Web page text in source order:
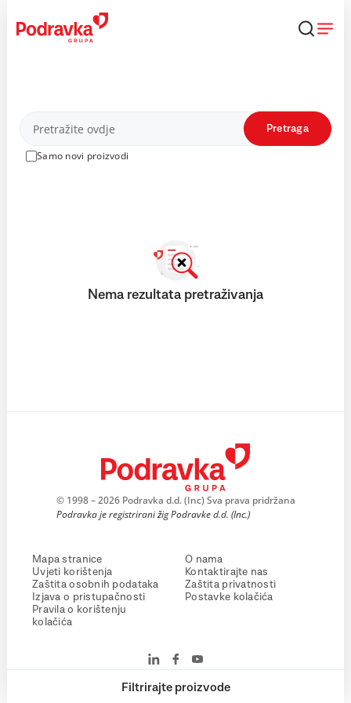
content
Proizvodi
Samo novi proizvodi
Pretraga
Filtrirajte proizvode
Nema rezultata pretraživanja
© 1998 – 2026 Podravka d.d. (Inc) Sva prava pridržana
Podravka je registrirani žig Podravke d.d. (Inc.)
Mapa stranice
Uvjeti korištenja
Zaštita osobnih podataka
Izjava o pristupačnosti
Pravila o korištenju
kolačića
O nama
Kontaktirajte nas
Zaštita privatnosti
Postavke kolačića